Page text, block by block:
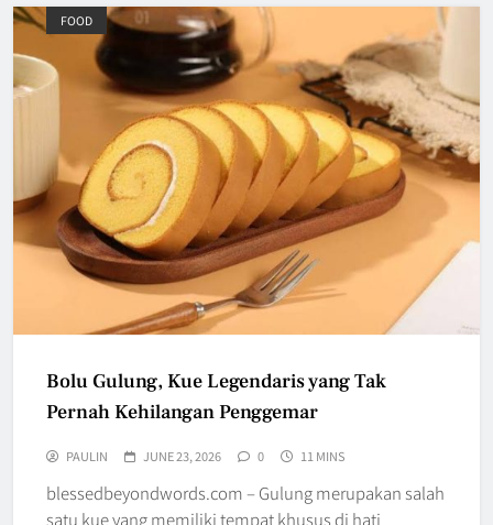
FOOD
Bolu Gulung, Kue Legendaris yang Tak
Pernah Kehilangan Penggemar
PAULIN JUNE 23, 2026 0 11 MINS
blessedbeyondwords.com – Gulung merupakan salah
satu kue yang memiliki tempat khusus di hati